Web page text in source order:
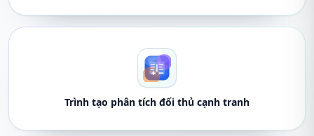
Trình tạo phân tích đối thủ cạnh tranh